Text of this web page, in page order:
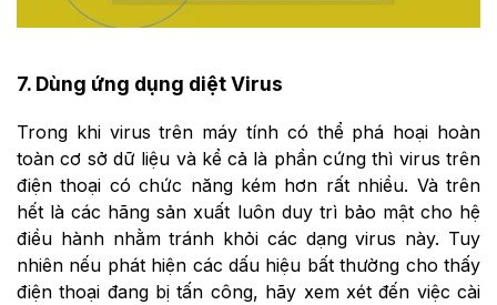
7. Dùng ứng dụng diệt Virus
Trong khi virus trên máy tính có thể phá hoại hoàn
toàn cơ sở dữ liệu và kể cả là phần cứng thì virus trên
điện thoại có chức năng kém hơn rất nhiều. Và trên
hết là các hãng sản xuất luôn duy trì bảo mật cho hệ
điều hành nhằm tránh khỏi các dạng virus này. Tuy
nhiên nếu phát hiện các dấu hiệu bất thường cho thấy
điện thoại đang bị tấn công, hãy xem xét đến việc cài